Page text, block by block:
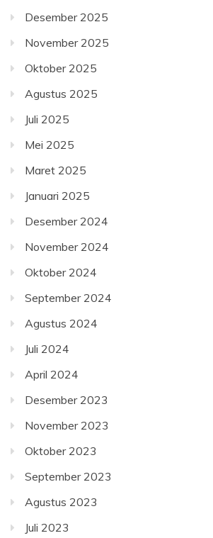
Desember 2025
November 2025
Oktober 2025
Agustus 2025
Juli 2025
Mei 2025
Maret 2025
Januari 2025
Desember 2024
November 2024
Oktober 2024
September 2024
Agustus 2024
Juli 2024
April 2024
Desember 2023
November 2023
Oktober 2023
September 2023
Agustus 2023
Juli 2023